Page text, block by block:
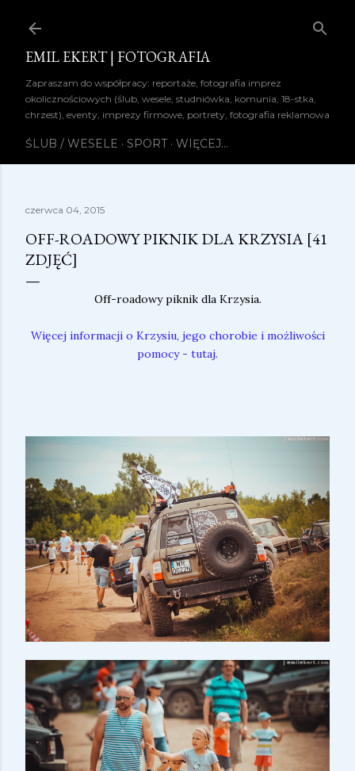
EMIL EKERT | FOTOGRAFIA
Zapraszam do współpracy: reportaże, fotografia imprez
okolicznościowych (ślub, wesele, studniówka, komunia, 18-stka,
chrzest), eventy, imprezy firmowe, portrety, fotografia reklamowa
ŚLUB / WESELE SPORT WIĘCEJ…
czerwca 04, 2015
OFF-ROADOWY PIKNIK DLA KRZYSIA [41
ZDJĘĆ]
Off-roadowy piknik dla Krzysia.
Więcej informacji o Krzysiu, jego chorobie i możliwości
pomocy - tutaj.